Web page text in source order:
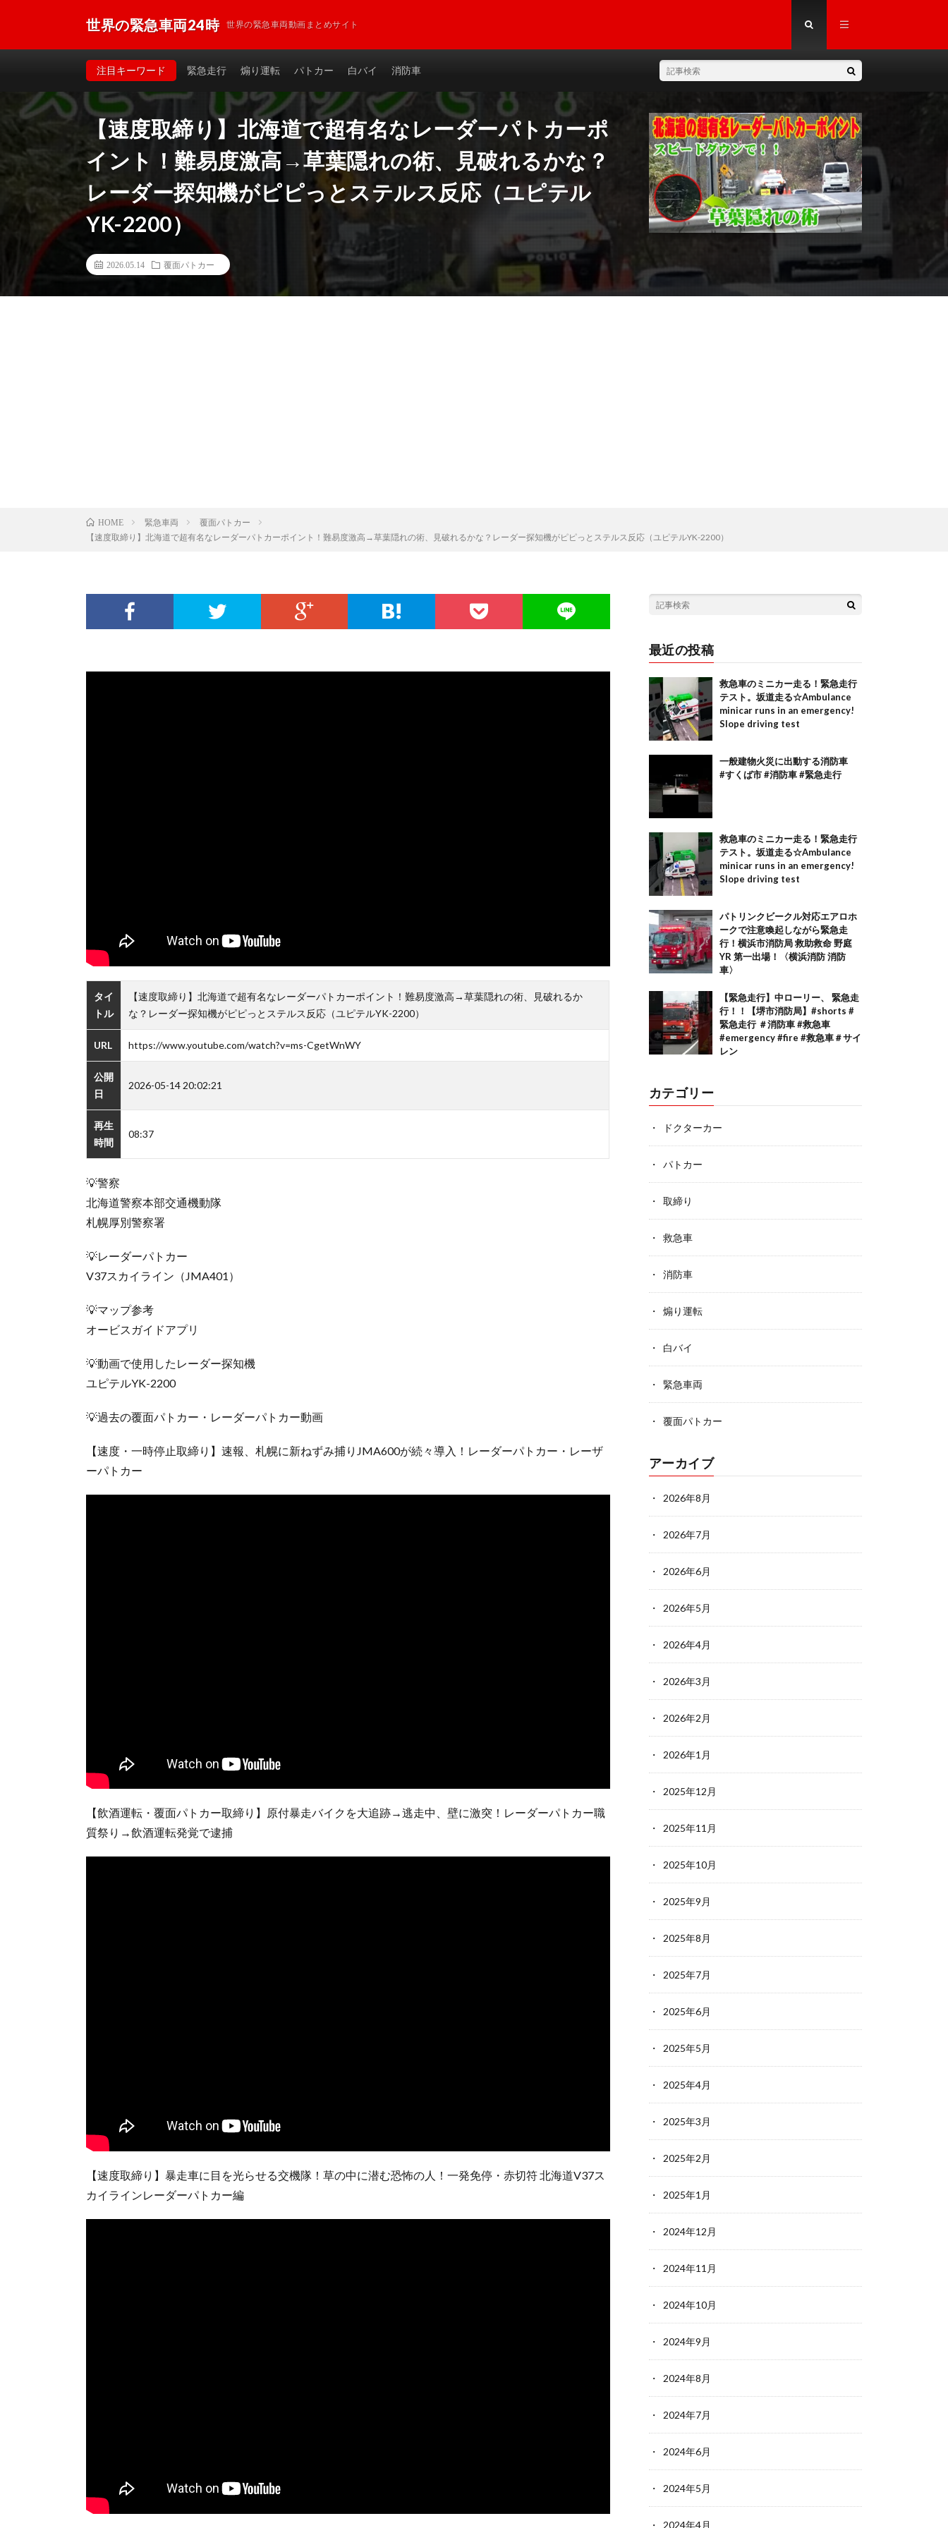
世界の緊急車両24時 世界の緊急車両動画まとめサイト
注目キーワード 緊急走行 煽り運転 パトカー 白バイ 消防車
【速度取締り】北海道で超有名なレーダーパトカーポ
イント！難易度激高→草葉隠れの術、見破れるかな？
レーダー探知機がピピっとステルス反応（ユピテル
YK-2200）
2026.05.14 覆面パトカー
HOME 緊急車両
覆面パトカー
【速度取締り】北海道で超有名なレーダーパトカーポイント！難易度激高→草葉隠れの術、見破れるかな？レーダー探知機がピピっとステルス反応（ユピテルYK-2200）
タイ
トル
【速度取締り】北海道で超有名なレーダーパトカーポイント！難易度激高→草葉隠れの術、見破れるか
な？レーダー探知機がピピっとステルス反応（ユピテルYK-2200）
URL https://www.youtube.com/watch?v=ms-CgetWnWY
公開
日
2026-05-14 20:02:21
再生
時間
08:37
💡警察
北海道警察本部交通機動隊
札幌厚別警察署
💡レーダーパトカー
V37スカイライン（JMA401）
💡マップ参考
オービスガイドアプリ
💡動画で使用したレーダー探知機
ユピテルYK-2200
💡過去の覆面パトカー・レーダーパトカー動画
【速度・一時停止取締り】速報、札幌に新ねずみ捕りJMA600が続々導入！レーダーパトカー・レーザ
ーパトカー
【飲酒運転・覆面パトカー取締り】原付暴走バイクを大追跡→逃走中、壁に激突！レーダーパトカー職
質祭り→飲酒運転発覚で逮捕
【速度取締り】暴走車に目を光らせる交機隊！草の中に潜む恐怖の人！一発免停・赤切符 北海道V37ス
カイラインレーダーパトカー編
最近の投稿
救急車のミニカー走る！緊急走行
テスト。坂道走る☆Ambulance
minicar runs in an emergency!
Slope driving test
一般建物火災に出動する消防車
#すくば市 #消防車 #緊急走行
救急車のミニカー走る！緊急走行
テスト。坂道走る☆Ambulance
minicar runs in an emergency!
Slope driving test
パトリンクビークル対応エアロホ
ークで注意喚起しながら緊急走
行！横浜市消防局 救助救命 野庭
YR 第一出場！〈横浜消防 消防
車〉
【緊急走行】中ローリー、 緊急走
行！！【堺市消防局】#shorts #
緊急走行 ＃消防車 #救急車
#emergency #fire #救急車＃サイ
レン
カテゴリー
ドクターカー
パトカー
取締り
救急車
消防車
煽り運転
白バイ
緊急車両
覆面パトカー
アーカイブ
2026年8月
2026年7月
2026年6月
2026年5月
2026年4月
2026年3月
2026年2月
2026年1月
2025年12月
2025年11月
2025年10月
2025年9月
2025年8月
2025年7月
2025年6月
2025年5月
2025年4月
2025年3月
2025年2月
2025年1月
2024年12月
2024年11月
2024年10月
2024年9月
2024年8月
2024年7月
2024年6月
2024年5月
2024年4月